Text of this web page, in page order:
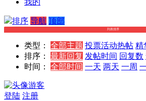
排序 导航 顶部
列表排序
类型： 全部主题 投票活动热帖 精
排序：
最新回复 发帖时间 回复数
时间：
全部时间 一天 两天 一周
游客
登陆 注册